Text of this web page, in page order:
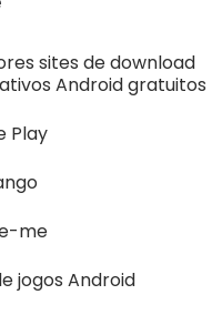
sites de download
Android gratuitos
Play
me
jogos Android